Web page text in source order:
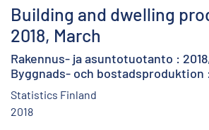
Building and dwelling
2018, March
Rakennus- ja asuntotuotanto :
Byggnads- och bostadsproduktion
Statistics Finland
2018